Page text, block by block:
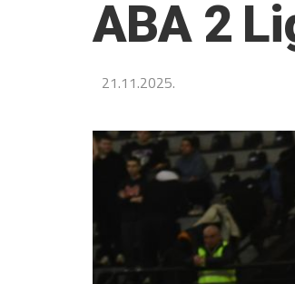
ABA 2
21.11.2025.